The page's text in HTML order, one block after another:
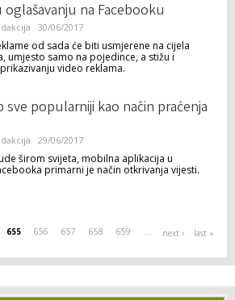
na Facebooku
30/06/2017
od sada će biti usmjerene na cijela
umjesto samo na pojedince, a stižu i
video reklama.
sve popularniji kao način praćenja
29/06/2017
širom svijeta, mobilna aplikacija u
primarni je način otkrivanja vijesti.
655 656 657 658 659 … next › last »